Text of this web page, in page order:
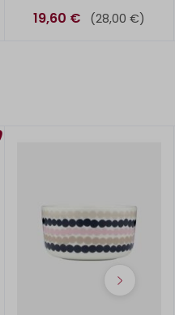
19,60 €
(28,00 €)